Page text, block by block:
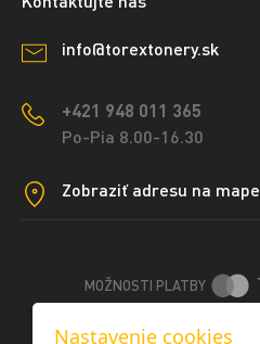
info@torextonery.sk
+421 948 011 365
Po-Pia 8.00-16.30
Zobraziť adresu na mape
MOŽNOSTI PLATBY
Nastavenie cookies